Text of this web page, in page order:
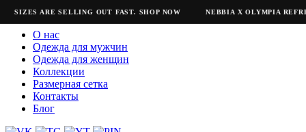
SIZES ARE SELLING OUT FAST. SHOP NOW NEBBIA X OLYMPIA
О нас
Одежда для мужчин
Одежда для женщин
Коллекции
Размерная сетка
Контакты
Блог